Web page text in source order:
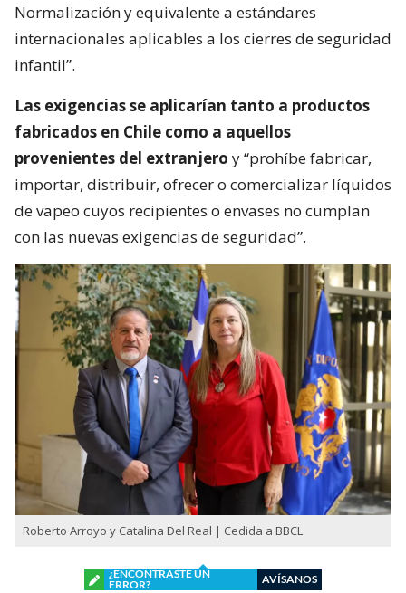
Normalización y equivalente a estándares
internacionales aplicables a los cierres de seguridad
infantil”.
Las exigencias se aplicarían tanto a productos
fabricados en Chile como a aquellos
provenientes del extranjero y “prohíbe fabricar,
importar, distribuir, ofrecer o comercializar líquidos
de vapeo cuyos recipientes o envases no cumplan
con las nuevas exigencias de seguridad”.
Roberto Arroyo y Catalina Del Real | Cedida a BBCL
¿ENCONTRASTE UN
ERROR?
AVÍSANOS